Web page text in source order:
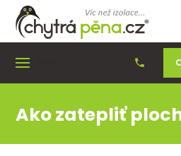
Ako zatepliť